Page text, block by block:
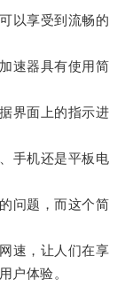
以享受到流畅的
速器具有使用简
界面上的指示进
手机还是平板电
问题，而这个简
速，让人们在享
户体验。